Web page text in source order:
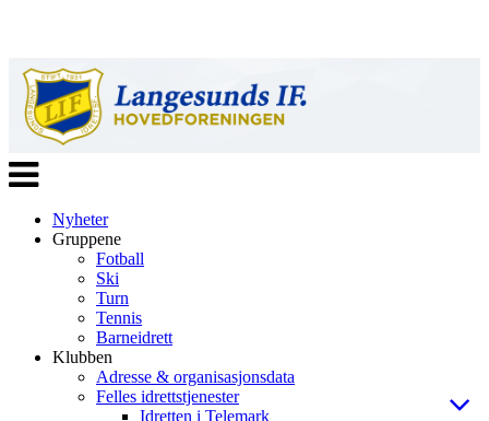
Veksle
navigasjon
Nyheter
Gruppene
Fotball
Ski
Turn
Tennis
Barneidrett
Klubben
Adresse & organisasjonsdata
Felles idrettstjenester
Idretten i Telemark